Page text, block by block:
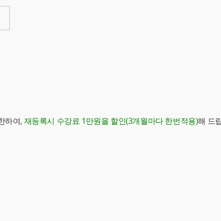
하여, 재등록시 수강료 1만원을 할인(3개월마다 한번적용)해 드